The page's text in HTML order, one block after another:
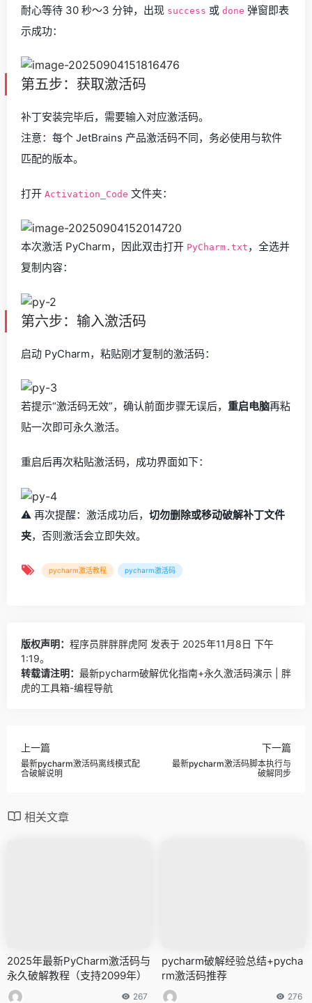
耐心等待 30 秒～3 分钟，出现 success 或 done 弹窗即表
示成功：
第五步：获取激活码
补丁安装完毕后，需要输入对应激活码。
注意：每个 JetBrains 产品激活码不同，务必使用与软件
匹配的版本。
打开 Activation_Code 文件夹：
本次激活 PyCharm，因此双击打开 PyCharm.txt ，全选并
复制内容：
第六步：输入激活码
启动 PyCharm，粘贴刚才复制的激活码：
若提示“激活码无效”，确认前面步骤无误后， 重启电脑再粘
贴一次即可永久激活。
重启后再次粘贴激活码，成功界面如下：
⚠️ 再次提醒：激活成功后， 切勿删除或移动破解补丁文件
夹，否则激活会立即失效。
pycharm激活教程 pycharm激活码
版权声明： 程序员胖胖胖虎阿 发表于 2025年11月8日 下午
1:19。
转载请注明： 最新pycharm破解优化指南+永久激活码演示 | 胖
虎的工具箱-编程导航
上一篇
最新pycharm激活码离线模式配
合破解说明
下一篇
最新pycharm激活码脚本执行与
破解同步
相关文章
2025年最新PyCharm激活码与
永久破解教程（支持2099年）
267
pycharm破解经验总结+pycha
rm激活码推荐
276